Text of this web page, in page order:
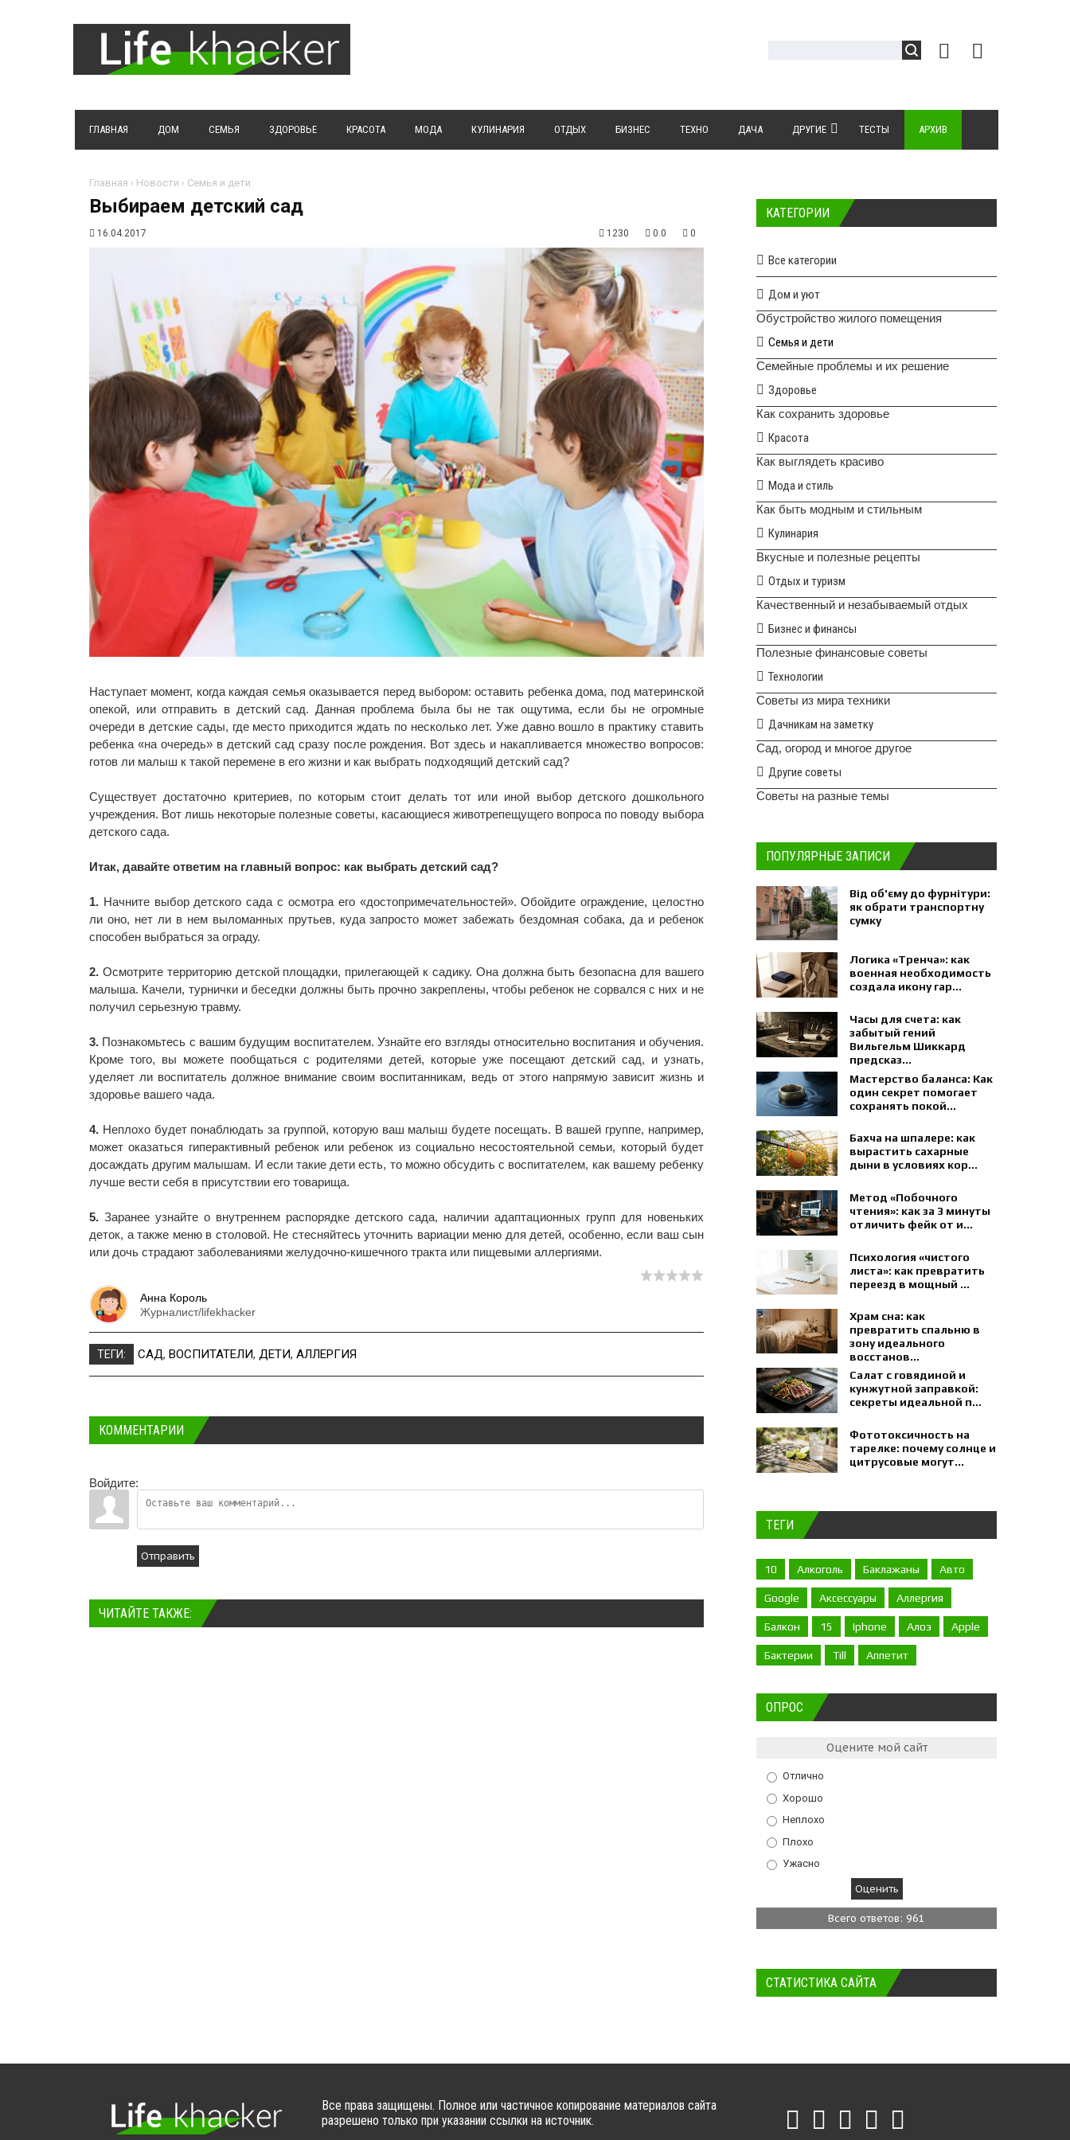
ГЛАВНАЯ ДОМ СЕМЬЯ ЗДОРОВЬЕ КРАСОТА МОДА КУЛИНАРИЯ ОТДЫХ БИЗНЕС ТЕХНО ДАЧА ДРУГИЕ ТЕСТЫ АРХИВ
Главная › Новости › Семья и дети
Выбираем детский сад
16.04.2017 1230 0.0 0
Наступает момент, когда каждая семья оказывается перед выбором: оставить ребенка дома, под материнской
опекой, или отправить в детский сад. Данная проблема была бы не так ощутима, если бы не огромные
очереди в детские сады, где место приходится ждать по несколько лет. Уже давно вошло в практику ставить
ребенка «на очередь» в детский сад сразу после рождения. Вот здесь и накапливается множество вопросов:
готов ли малыш к такой перемене в его жизни и как выбрать подходящий детский сад?
Существует достаточно критериев, по которым стоит делать тот или иной выбор детского дошкольного
учреждения. Вот лишь некоторые полезные советы, касающиеся животрепещущего вопроса по поводу выбора
детского сада.
Итак, давайте ответим на главный вопрос: как выбрать детский сад?
1. Начните выбор детского сада с осмотра его «достопримечательностей». Обойдите ограждение, целостно
ли оно, нет ли в нем выломанных прутьев, куда запросто может забежать бездомная собака, да и ребенок
способен выбраться за ограду.
2. Осмотрите территорию детской площадки, прилегающей к садику. Она должна быть безопасна для вашего
малыша. Качели, турнички и беседки должны быть прочно закреплены, чтобы ребенок не сорвался с них и не
получил серьезную травму.
3. Познакомьтесь с вашим будущим воспитателем. Узнайте его взгляды относительно воспитания и обучения.
Кроме того, вы можете пообщаться с родителями детей, которые уже посещают детский сад, и узнать,
уделяет ли воспитатель должное внимание своим воспитанникам, ведь от этого напрямую зависит жизнь и
здоровье вашего чада.
4. Неплохо будет понаблюдать за группой, которую ваш малыш будете посещать. В вашей группе, например,
может оказаться гиперактивный ребенок или ребенок из социально несостоятельной семьи, который будет
досаждать другим малышам. И если такие дети есть, то можно обсудить с воспитателем, как вашему ребенку
лучше вести себя в присутствии его товарища.
5. Заранее узнайте о внутреннем распорядке детского сада, наличии адаптационных групп для новеньких
деток, а также меню в столовой. Не стесняйтесь уточнить вариации меню для детей, особенно, если ваш сын
или дочь страдают заболеваниями желудочно-кишечного тракта или пищевыми аллергиями.
Анна Король
Журналист/lifekhacker
ТЕГИ: САД, ВОСПИТАТЕЛИ, ДЕТИ, АЛЛЕРГИЯ
КОММЕНТАРИИ
Войдите:
Отправить
ЧИТАЙТЕ ТАКЖЕ:
КАТЕГОРИИ
Все категории
Дом и уют
Обустройство жилого помещения
Семья и дети
Семейные проблемы и их решение
Здоровье
Как сохранить здоровье
Красота
Как выглядеть красиво
Мода и стиль
Как быть модным и стильным
Кулинария
Вкусные и полезные рецепты
Отдых и туризм
Качественный и незабываемый отдых
Бизнес и финансы
Полезные финансовые советы
Технологии
Советы из мира техники
Дачникам на заметку
Сад, огород и многое другое
Другие советы
Советы на разные темы
ПОПУЛЯРНЫЕ ЗАПИСИ
Від об'єму до фурнітури:
як обрати транспортну
сумку
Логика «Тренча»: как
военная необходимость
создала икону гар...
Часы для счета: как
забытый гений
Вильгельм Шиккард
предсказ...
Мастерство баланса: Как
один секрет помогает
сохранять покой...
Бахча на шпалере: как
вырастить сахарные
дыни в условиях кор...
Метод «Побочного
чтения»: как за 3 минуты
отличить фейк от и...
Психология «чистого
листа»: как превратить
переезд в мощный ...
Храм сна: как
превратить спальню в
зону идеального
восстанов...
Салат с говядиной и
кунжутной заправкой:
секреты идеальной п...
Фототоксичность на
тарелке: почему солнце и
цитрусовые могут...
ТЕГИ
10 Алкоголь Баклажаны Авто
Google Аксессуары Аллергия
Балкон 15 Iphone Алоэ Apple
Бактерии Till Аппетит
ОПРОС
Оцените мой сайт
Отлично
Хорошо
Неплохо
Плохо
Ужасно
Всего ответов: 961
СТАТИСТИКА САЙТА
Все права защищены. Полное или частичное копирование материалов сайта
разрешено только при указании ссылки на источник.